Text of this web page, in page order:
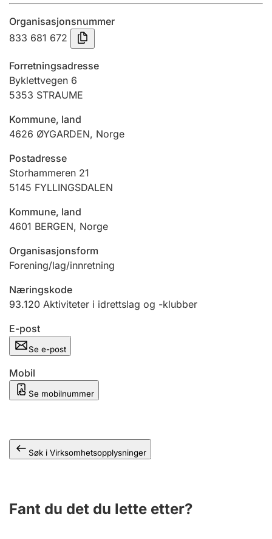
Tinglysing
Jeger
Betaling og jegeravgiftskort
Ektepaktveileder
Offentlig sektor
Andre tema
Organisasjonsnummer
833 681 672
Forretningsadresse
Byklettvegen 6
5353 STRAUME
Kommune, land
4626 ØYGARDEN, Norge
Postadresse
Storhammeren 21
5145 FYLLINGSDALEN
Kommune, land
4601 BERGEN, Norge
Organisasjonsform
Forening/lag/innretning
Næringskode
93.120 Aktiviteter i idrettslag og -klubber
E-post
Se e-post
Mobil
Se mobilnummer
Søk i Virksomhetsopplysninger
Fant du det du lette etter?